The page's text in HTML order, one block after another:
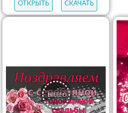
ОТКРЫТЬ СКАЧАТЬ